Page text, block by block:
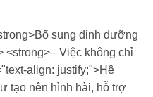
sung dinh dưỡng
<strong>– Việc không chỉ
align: justify;">Hệ
tạo nên hình hài, hỗ trợ